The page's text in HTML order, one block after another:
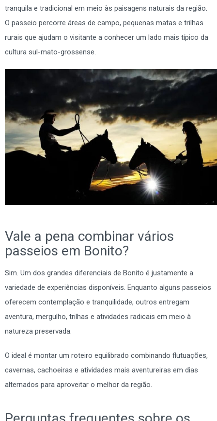
tranquila e tradicional em meio às paisagens naturais da região.
O passeio percorre áreas de campo, pequenas matas e trilhas
rurais que ajudam o visitante a conhecer um lado mais típico da
cultura sul-mato-grossense.
Vale a pena combinar vários
passeios em Bonito?
Sim. Um dos grandes diferenciais de Bonito é justamente a
variedade de experiências disponíveis. Enquanto alguns passeios
oferecem contemplação e tranquilidade, outros entregam
aventura, mergulho, trilhas e atividades radicais em meio à
natureza preservada.
O ideal é montar um roteiro equilibrado combinando flutuações,
cavernas, cachoeiras e atividades mais aventureiras em dias
alternados para aproveitar o melhor da região.